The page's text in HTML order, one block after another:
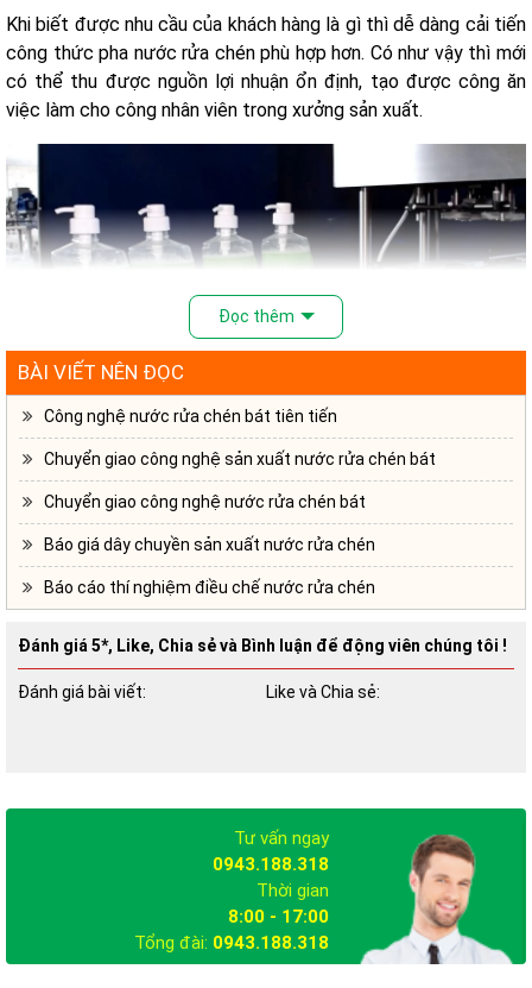
Khi biết được nhu cầu của khách hàng là gì thì dễ dàng cải tiến
công thức pha nước rửa chén phù hợp hơn. Có như vậy thì mới
có thể thu được nguồn lợi nhuận ổn định, tạo được công ăn
việc làm cho công nhân viên trong xưởng sản xuất.
Nâng cấp dây chuyền sản xuất
Để có thể đảm bảo chất lượng sản phẩm thì việc nâng cấp dây
chuyền sản xuất nước rửa chén là vô cùng cần thiết. Quan tâm
đến nguyên liệu đầu vào và cả các thiết bị máy móc. Chủ
doanh nghiệp cần hết sức quan tâm đến hoạt động sản xuất.
Có thể mua công thức pha nước rửa
cho doanh nghiệp của bạn tiết kiệm được thời gian cũng như
Là một hướng đi tốt cho các doanh nghiệp mới bắt đầu. Không
những có được công thức pha nước rửa chén mà bạn còn
được hỗ trợ tất tần tật về kiến thức kinh doanh sản xuất.
Đọc thêm
BÀI VIẾT NÊN ĐỌC
Công nghệ nước rửa chén bát tiên tiến
Chuyển giao công nghệ sản xuất nước rửa chén bát
Chuyển giao công nghệ nước rửa chén bát
Báo giá dây chuyền sản xuất nước rửa chén
Báo cáo thí nghiệm điều chế nước rửa chén
Đánh giá 5*, Like, Chia sẻ và Bình luận để động viên chúng tôi !
Đánh giá bài viết: Like và Chia sẻ:
Tư vấn ngay
0943.188.318
Thời gian
8:00 - 17:00
Tổng đài: 0943.188.318